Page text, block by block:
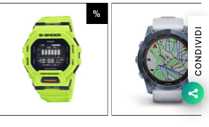
%
CONDIVIDI